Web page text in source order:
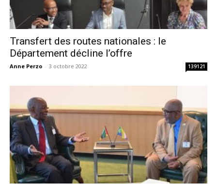
Transfert des routes nationales : le
Département décline l’offre
Anne Perzo - 3 octobre 2022 139121